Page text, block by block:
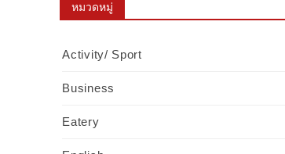
หมวดหมู่
Activity/ Sport
Business
Eatery